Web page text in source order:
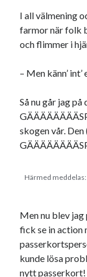
I all välmening
farmor när folk
och flimmer i
– Men känn’ int’
Så nu går jag
skogen vår.
Härmed
Men nu blev
fick se in action
kunde lösa
nytt passerkort!